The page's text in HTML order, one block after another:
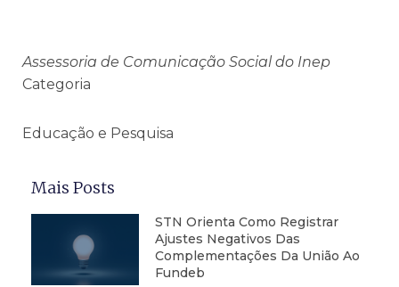
Assessoria de Comunicação Social do Inep
Categoria
Educação e Pesquisa
Mais Posts
STN Orienta Como Registrar
Ajustes Negativos Das
Complementações Da União Ao
Fundeb